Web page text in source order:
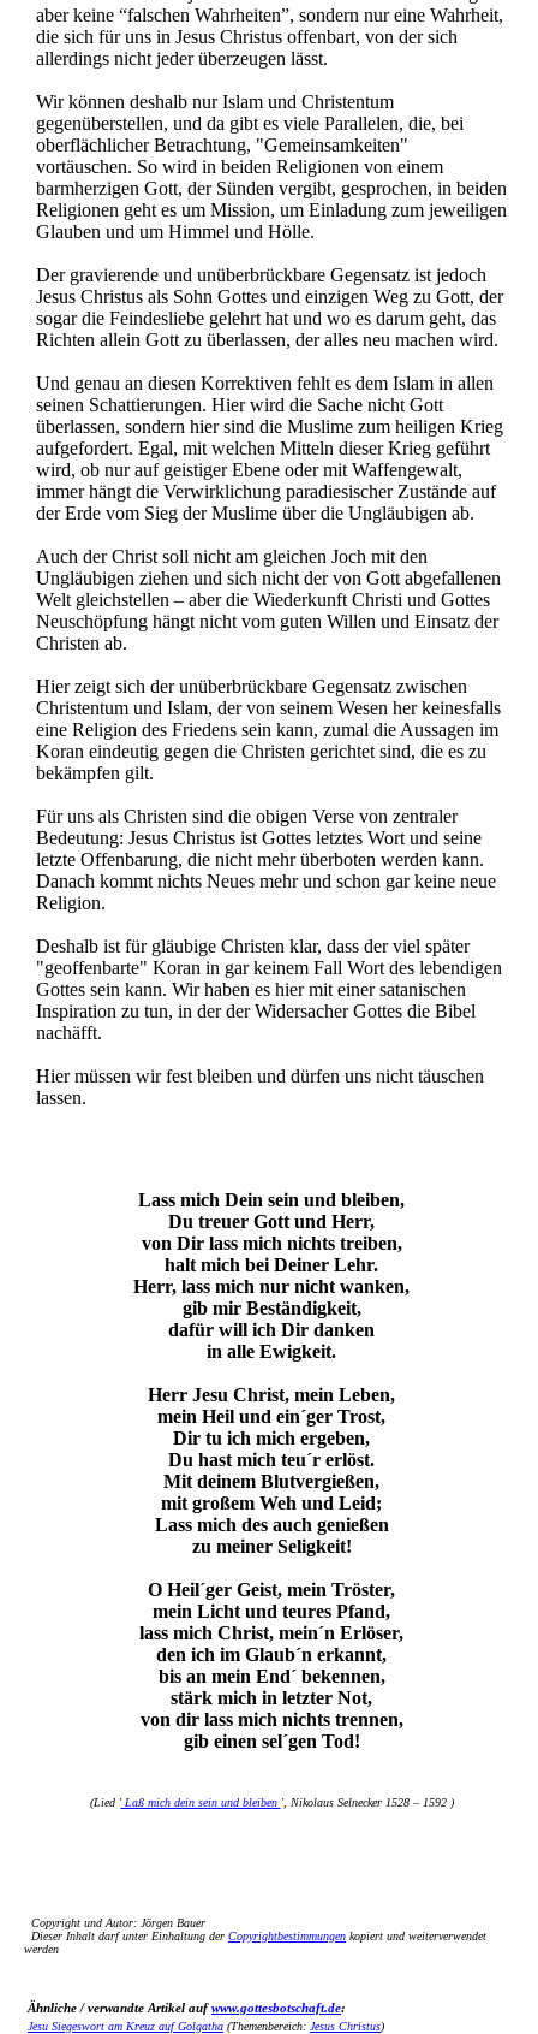
aber keine “falschen Wahrheiten”, sondern nur eine Wahrheit,
die sich für uns in Jesus Christus offenbart, von der sich
allerdings nicht jeder überzeugen lässt.
Wir können deshalb nur Islam und Christentum
gegenüberstellen, und da gibt es viele Parallelen, die, bei
oberflächlicher Betrachtung, "Gemeinsamkeiten"
vortäuschen. So wird in beiden Religionen von einem
barmherzigen Gott, der Sünden vergibt, gesprochen, in beiden
Religionen geht es um Mission, um Einladung zum jeweiligen
Glauben und um Himmel und Hölle.
Der gravierende und unüberbrückbare Gegensatz ist jedoch
Jesus Christus als Sohn Gottes und einzigen Weg zu Gott, der
sogar die Feindesliebe gelehrt hat und wo es darum geht, das
Richten allein Gott zu überlassen, der alles neu machen wird.
Und genau an diesen Korrektiven fehlt es dem Islam in allen
seinen Schattierungen. Hier wird die Sache nicht Gott
überlassen, sondern hier sind die Muslime zum heiligen Krieg
aufgefordert. Egal, mit welchen Mitteln dieser Krieg geführt
wird, ob nur auf geistiger Ebene oder mit Waffengewalt,
immer hängt die Verwirklichung paradiesischer Zustände auf
der Erde vom Sieg der Muslime über die Ungläubigen ab.
Auch der Christ soll nicht am gleichen Joch mit den
Ungläubigen ziehen und sich nicht der von Gott abgefallenen
Welt gleichstellen – aber die Wiederkunft Christi und Gottes
Neuschöpfung hängt nicht vom guten Willen und Einsatz der
Christen ab.
Hier zeigt sich der unüberbrückbare Gegensatz zwischen
Christentum und Islam, der von seinem Wesen her keinesfalls
eine Religion des Friedens sein kann, zumal die Aussagen im
Koran eindeutig gegen die Christen gerichtet sind, die es zu
bekämpfen gilt.
Für uns als Christen sind die obigen Verse von zentraler
Bedeutung: Jesus Christus ist Gottes letztes Wort und seine
letzte Offenbarung, die nicht mehr überboten werden kann.
Danach kommt nichts Neues mehr und schon gar keine neue
Religion.
Deshalb ist für gläubige Christen klar, dass der viel später
"geoffenbarte" Koran in gar keinem Fall Wort des lebendigen
Gottes sein kann. Wir haben es hier mit einer satanischen
Inspiration zu tun, in der der Widersacher Gottes die Bibel
nachäfft.
Hier müssen wir fest bleiben und dürfen uns nicht täuschen
lassen.
Lass mich Dein sein und bleiben,
Du treuer Gott und Herr,
von Dir lass mich nichts treiben,
halt mich bei Deiner Lehr.
Herr, lass mich nur nicht wanken,
gib mir Beständigkeit,
dafür will ich Dir danken
in alle Ewigkeit.
Herr Jesu Christ, mein Leben,
mein Heil und ein´ger Trost,
Dir tu ich mich ergeben,
Du hast mich teu´r erlöst.
Mit deinem Blutvergießen,
mit großem Weh und Leid;
Lass mich des auch genießen
zu meiner Seligkeit!
O Heil´ger Geist, mein Tröster,
mein Licht und teures Pfand,
lass mich Christ, mein´n Erlöser,
den ich im Glaub´n erkannt,
bis an mein End´ bekennen,
stärk mich in letzter Not,
von dir lass mich nichts trennen,
gib einen sel´gen Tod!
(Lied 'Laß mich dein sein und bleiben ', Nikolaus Selnecker 1528 – 1592 )
Copyright und Autor: Jörgen Bauer
Dieser Inhalt darf unter Einhaltung der Copyrightbestimmungen kopiert und weiterverwendet
werden
Ähnliche / verwandte Artikel aufwww.gottesbotschaft.de:
Jesu Siegeswort am Kreuz auf Golgatha (Themenbereich: Jesus Christus)